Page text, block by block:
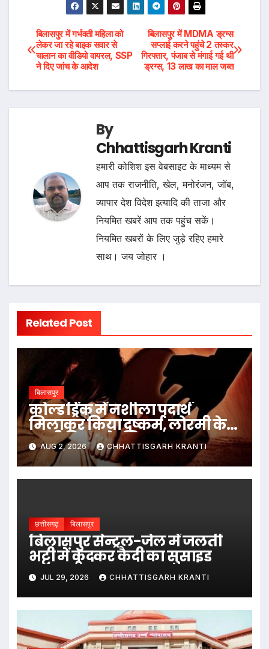
Post
navigation
बिलासपुर में MDMA ड्रग्स
सप्लाई करने पहुंचे 2 तस्कर
गिरफ्तार, पंजाब से मंगाई गई थी
ड्रग्स, 13 लाख का माल जब्त
बिलासपुर में गर्भवती महिला को
लेकर जा रहे बाइक सवार से
चालान का वीडियो वायरल, SSP
ने दिए जांच के आदेश
By
Chhattisgarh Kranti
हमारी कोशिश इस वेबसाइट के माध्यम से
आप तक राजनीति, खेल, मनोरंजन, जॉब,
व्यापार देश विदेश इत्यादि की ताजा और
नियमित खबरें आप तक पहुंच सकें।
नियमित खबरों के लिए जुड़े रहिए हमारे
साथ। जय जोहार ।
Related Post
बिलासपुर
कोल्ड ड्रिंक में नशीला पदार्थ
मिलाकर किया दुष्कर्म, लोरमी के
नामी बिल्डर के खिलाफ मामला
दर्जAUG 2, 2026 CHHATTISGARH KRANTI
छत्तीसगढ़ बिलासपुर
बिलासपुर सेन्ट्रल-जेल में जलती
भट्टी में कूदकर कैदी का सुसाइड
JUL 29, 2026 CHHATTISGARH KRANTI